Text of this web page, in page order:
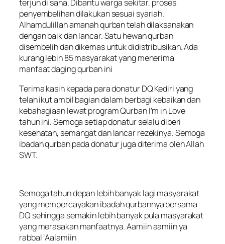
terjun di sana. Dibantu warga sekitar, proses
penyembelihan dilakukan sesuai syariah.
Alhamdulillah amanah qurban telah dilaksanakan
dengan baik dan lancar. Satu hewan qurban
disembelih dan dikemas untuk didistribusikan. Ada
kurang lebih 85 masyarakat yang menerima
manfaat daging qurban ini
Terima kasih kepada para donatur DQ Kediri yang
telah ikut ambil bagian dalam berbagi kebaikan dan
kebahagiaan lewat program Qurban I’m in Love
tahun ini. Semoga setiap donatur selalu diberi
kesehatan, semangat dan lancar rezekinya. Semoga
ibadah qurban pada donatur juga diterima oleh Allah
SWT.
Semoga tahun depan lebih banyak lagi masyarakat
yang mempercayakan ibadah qurbannya bersama
DQ sehingga semakin lebih banyak pula masyarakat
yang merasakan manfaatnya. Aamiin aamiin ya
rabbal ‘Aalamiin